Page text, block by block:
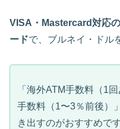
VISA・Mastercard対応
ードで、ブルネイ・ドル
「海外ATM手数料（1
手数料（1〜3％前後）
き出すのがおすすめです